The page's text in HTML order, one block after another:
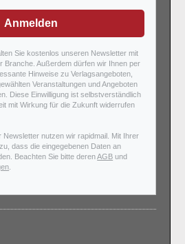
Anmelden
Sie kostenlos unseren Newsletter mit
Branche. Außerdem dürfen wir Ihnen per
Hinweise zu Verlagsangeboten,
Veranstaltungen und Angeboten
Diese Einwilligung ist selbstverständlich
mit Wirkung für die Zukunft widerrufen
Newsletter nutzen wir rapidmail. Mit Ihrer
dass die eingegebenen Daten an
Beachten Sie bitte derenAGB und